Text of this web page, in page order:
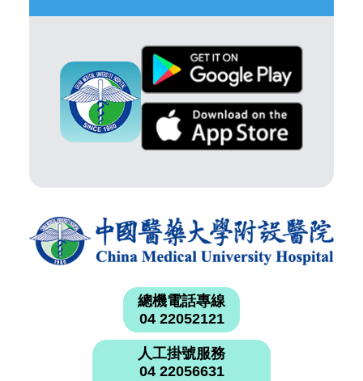
總機電話專線
04 22052121
人工掛號服務
04 22056631